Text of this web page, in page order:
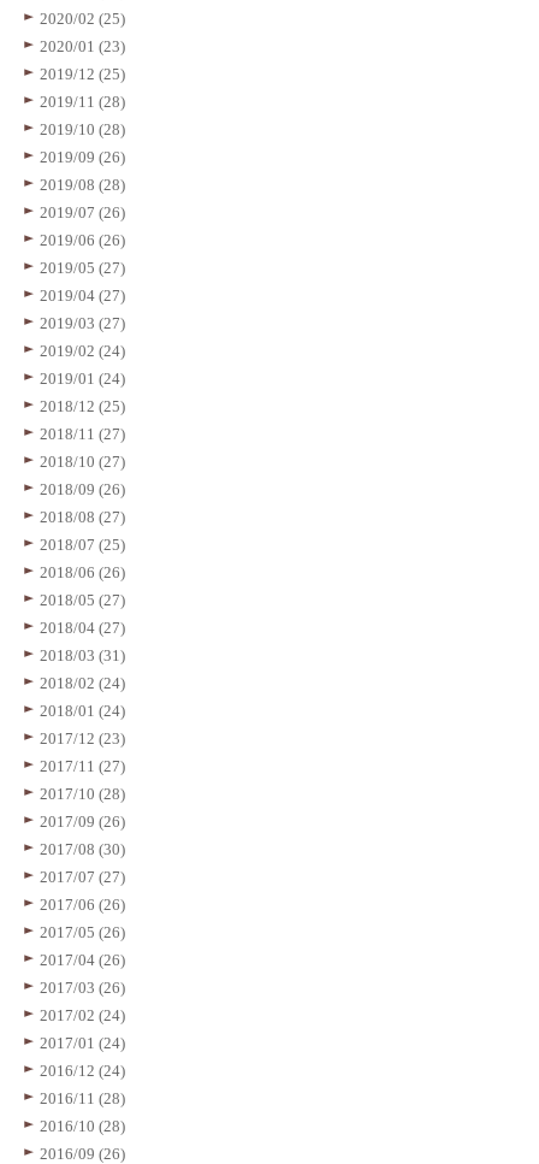
2020/02 (25)
2020/01 (23)
2019/12 (25)
2019/11 (28)
2019/10 (28)
2019/09 (26)
2019/08 (28)
2019/07 (26)
2019/06 (26)
2019/05 (27)
2019/04 (27)
2019/03 (27)
2019/02 (24)
2019/01 (24)
2018/12 (25)
2018/11 (27)
2018/10 (27)
2018/09 (26)
2018/08 (27)
2018/07 (25)
2018/06 (26)
2018/05 (27)
2018/04 (27)
2018/03 (31)
2018/02 (24)
2018/01 (24)
2017/12 (23)
2017/11 (27)
2017/10 (28)
2017/09 (26)
2017/08 (30)
2017/07 (27)
2017/06 (26)
2017/05 (26)
2017/04 (26)
2017/03 (26)
2017/02 (24)
2017/01 (24)
2016/12 (24)
2016/11 (28)
2016/10 (28)
2016/09 (26)